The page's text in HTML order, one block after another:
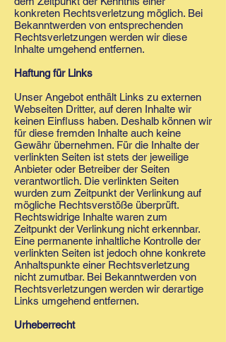
konkreten Rechtsverletzung möglich. Bei
Bekanntwerden von entsprechenden
Rechtsverletzungen werden wir diese
Inhalte umgehend entfernen.
Haftung für Links
Unser Angebot enthält Links zu externen
Webseiten Dritter, auf deren Inhalte wir
keinen Einfluss haben. Deshalb können wir
für diese fremden Inhalte auch keine
Gewähr übernehmen. Für die Inhalte der
verlinkten Seiten ist stets der jeweilige
Anbieter oder Betreiber der Seiten
verantwortlich. Die verlinkten Seiten
wurden zum Zeitpunkt der Verlinkung auf
mögliche Rechtsverstöße überprüft.
Rechtswidrige Inhalte waren zum
Zeitpunkt der Verlinkung nicht erkennbar.
Eine permanente inhaltliche Kontrolle der
verlinkten Seiten ist jedoch ohne konkrete
Anhaltspunkte einer Rechtsverletzung
nicht zumutbar. Bei Bekanntwerden von
Rechtsverletzungen werden wir derartige
Links umgehend entfernen.
Urheberrecht